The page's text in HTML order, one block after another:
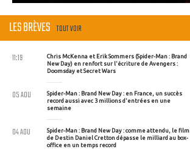
LES BRÈVES TOUT VOIR
Chris McKenna et Erik Sommers (Spider-Man : Brand
New Day) en renfort sur l'écriture de Avengers :
Doomsday et Secret Wars
11:19
Spider-Man : Brand New Day : en France, un succès
record aussi avec 3 millions d'entrées en une
semaine
05 AOU
Spider-Man : Brand New Day : comme attendu, le film
de Destin Daniel Cretton dépasse le milliard au box-
office en un temps record
04 AOU